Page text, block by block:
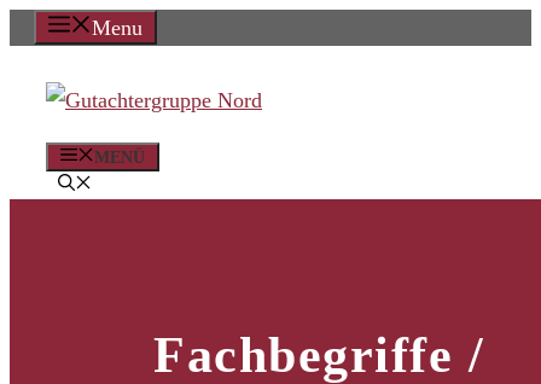
Zum
springen
Menu
MENÜ
Fachbegriffe /